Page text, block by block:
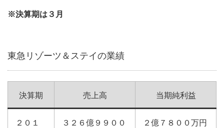
※決算期は３月
東急リゾーツ＆ステイの業績
決算期 売上高 当期純利益
２０１ ３２６億９９００ ２億７８００万円